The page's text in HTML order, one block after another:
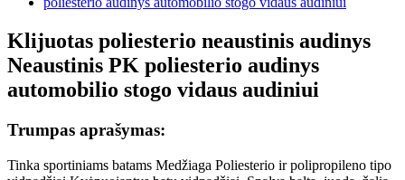
Klijuotas poliesterio neaustinis audinys
Neaustinis PK poliesterio audinys
automobilio stogo vidaus audiniui
Trumpas aprašymas:
Tinka sportiniams batams Medžiaga Poliesterio ir polipropileno tipo